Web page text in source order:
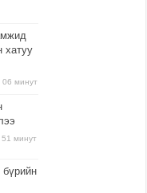
хатуу
минут
минут